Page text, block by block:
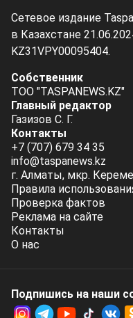
Сетевое издание
в Казахстане
KZ31VPY00095404.
Собственник
ТОО "TASPANEWS.KZ"
Главный редактор
Газизов С. Г.
Контакты
+7 (707) 679 34 35
info@taspanews.kz
г. Алматы, мкр.
Правила
Проверка фактов
Реклама на сайте
Контакты
О нас
Подпишись на наши